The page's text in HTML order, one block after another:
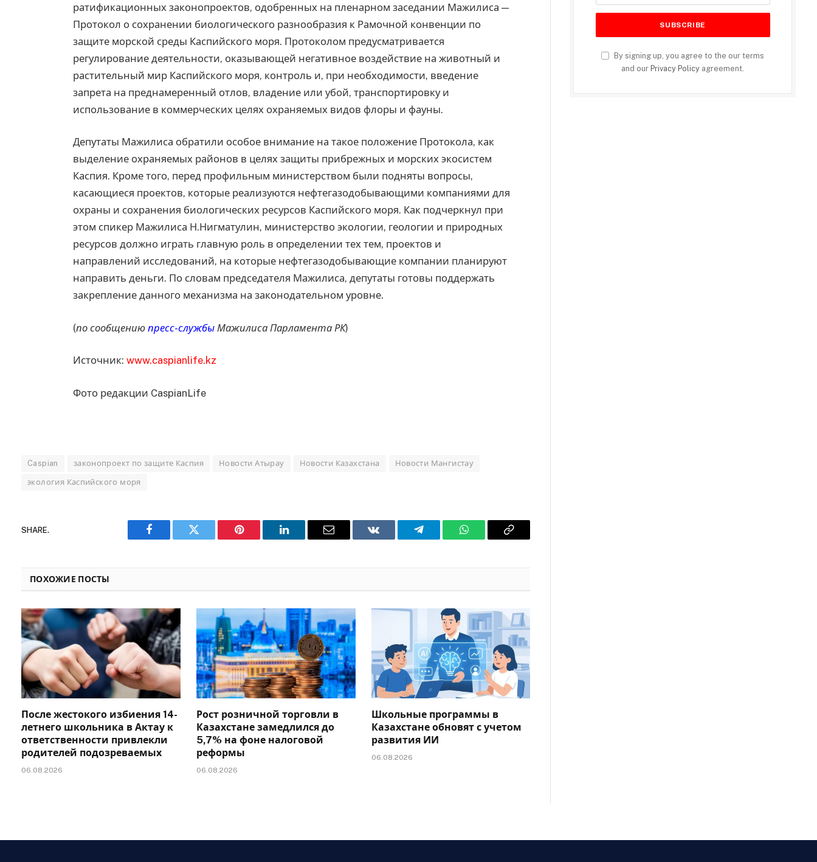
ратификационных законопроектов, одобренных на пленарном заседании Мажилиса —
Протокол о сохранении биологического разнообразия к Рамочной конвенции по
защите морской среды Каспийского моря. Протоколом предусматривается
регулирование деятельности, оказывающей негативное воздействие на животный и
растительный мир Каспийского моря, контроль и, при необходимости, введение
запрета на преднамеренный отлов, владение или убой, транспортировку и
использование в коммерческих целях охраняемых видов флоры и фауны.
Депутаты Мажилиса обратили особое внимание на такое положение Протокола, как
выделение охраняемых районов в целях защиты прибрежных и морских экосистем
Каспия. Кроме того, перед профильным министерством были подняты вопросы,
касающиеся проектов, которые реализуются нефтегазодобывающими компаниями для
охраны и сохранения биологических ресурсов Каспийского моря. Как подчеркнул при
этом спикер Мажилиса Н.Нигматулин, министерство экологии, геологии и природных
ресурсов должно играть главную роль в определении тех тем, проектов и
направлений исследований, на которые нефтегазодобывающие компании планируют
направить деньги. По словам председателя Мажилиса, депутаты готовы поддержать
закрепление данного механизма на законодательном уровне.
(по сообщению пресс-службыМажилиса Парламента РК)
Источник: www.caspianlife.kz
Фото редакции CaspianLife
Caspian законопроект по защите Каспия Новости Атырау Новости Казахстана Новости Мангистау
экология Каспийского моря
SHARE.
Facebook Twitter Pinterest LinkedIn Email VKontakteTelegram WhatsAppCopy
ПОХОЖИЕ ПОСТЫ
После жестокого избиения 14-
летнего школьника в Актау к
ответственности привлекли
родителей подозреваемых
06.08.2026
Рост розничной торговли в
Казахстане замедлился до
5,7% на фоне налоговой
реформы
06.08.2026
Школьные программы в
Казахстане обновят с учетом
развития ИИ
06.08.2026
By signing up, you agree to the our terms
and our Privacy Policy agreement.